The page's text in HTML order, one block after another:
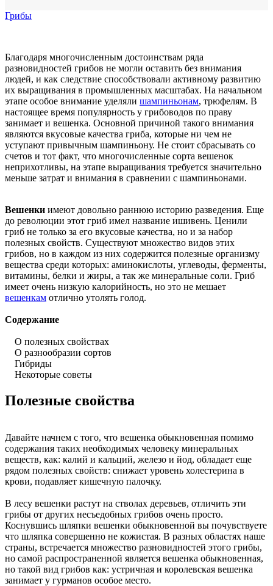
Грибы
Благодаря многочисленным достоинствам ряда
разновидностей грибов не могли оставить без внимания
людей, и как следствие способствовали активному развитию
их выращивания в промышленных масштабах. На начальном
этапе особое внимание уделяли шампиньонам, трюфелям. В
настоящее время популярность у грибоводов по праву
занимает и вешенка. Основной причиной такого внимания
являются вкусовые качества гриба, которые ни чем не
уступают привычным шампиньону. Не стоит сбрасывать со
счетов и тот факт, что многочисленные сорта вешенок
неприхотливы, на этапе выращивания требуется значительно
меньше затрат и внимания в сравнении с шампиньонами.
Вешенки имеют довольно раннюю историю разведения. Еще
до революции этот гриб имел название ишивень. Ценили
гриб не только за его вкусовые качества, но и за набор
полезных свойств. Существуют множество видов этих
грибов, но в каждом из них содержится полезные организму
вещества среди которых: аминокислоты, углеводы, ферменты,
витамины, белки и жиры, а так же минеральные соли. Гриб
имеет очень низкую калорийность, но это не мешает
вешенкам отлично утолять голод.
Содержание
О полезных свойствах
О разнообразии сортов
Гибриды
Некоторые советы
Полезные свойства
Давайте начнем с того, что вешенка обыкновенная помимо
содержания таких необходимых человеку минеральных
веществ, как: калий и кальций, железо и йод, обладает еще
рядом полезных свойств: снижает уровень холестерина в
крови, подавляет кишечную палочку.
В лесу вешенки растут на стволах деревьев, отличить эти
грибы от других несъедобных грибов очень просто.
Коснувшись шляпки вешенки обыкновенной вы почувствуете
что шляпка совершенно не кожистая. В разных областях наше
страны, встречается множество разновидностей этого грибы,
но самой распространенной является вешенка обыкновенная,
но такой вид грибов как: устричная и королевская вешенка
занимает у гурманов особое место.